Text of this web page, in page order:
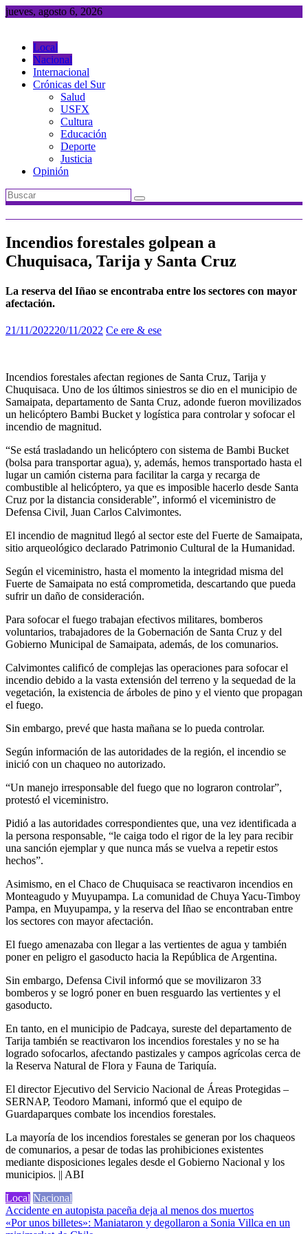
Saltar
jueves, agosto 6, 2026
Local
Nacional
Internacional
Crónicas del Sur
Salud
USFX
Cultura
Educación
Deporte
Justicia
Opinión
Incendios forestales golpean a
Chuquisaca, Tarija y Santa Cruz
La reserva del Iñao se encontraba entre los sectores con mayor
afectación.
21/11/202220/11/2022 Ce ere & ese
Incendios forestales afectan regiones de Santa Cruz, Tarija y
Chuquisaca. Uno de los últimos siniestros se dio en el municipio de
Samaipata, departamento de Santa Cruz, adonde fueron movilizados
un helicóptero Bambi Bucket y logística para controlar y sofocar el
incendio de magnitud.
“Se está trasladando un helicóptero con sistema de Bambi Bucket
(bolsa para transportar agua), y, además, hemos transportado hasta el
lugar un camión cisterna para facilitar la carga y recarga de
combustible al helicóptero, ya que es imposible hacerlo desde Santa
Cruz por la distancia considerable”, informó el viceministro de
Defensa Civil, Juan Carlos Calvimontes.
El incendio de magnitud llegó al sector este del Fuerte de Samaipata,
sitio arqueológico declarado Patrimonio Cultural de la Humanidad.
Según el viceministro, hasta el momento la integridad misma del
Fuerte de Samaipata no está comprometida, descartando que pueda
sufrir un daño de consideración.
Para sofocar el fuego trabajan efectivos militares, bomberos
voluntarios, trabajadores de la Gobernación de Santa Cruz y del
Gobierno Municipal de Samaipata, además, de los comunarios.
Calvimontes calificó de complejas las operaciones para sofocar el
incendio debido a la vasta extensión del terreno y la sequedad de la
vegetación, la existencia de árboles de pino y el viento que propagan
el fuego.
Sin embargo, prevé que hasta mañana se lo pueda controlar.
Según información de las autoridades de la región, el incendio se
inició con un chaqueo no autorizado.
“Un manejo irresponsable del fuego que no lograron controlar”,
protestó el viceministro.
Pidió a las autoridades correspondientes que, una vez identificada a
la persona responsable, “le caiga todo el rigor de la ley para recibir
una sanción ejemplar y que nunca más se vuelva a repetir estos
hechos”.
Asimismo, en el Chaco de Chuquisaca se reactivaron incendios en
Monteagudo y Muyupampa. La comunidad de Chuya Yacu-Timboy
Pampa, en Muyupampa, y la reserva del Iñao se encontraban entre
los sectores con mayor afectación.
El fuego amenazaba con llegar a las vertientes de agua y también
poner en peligro el gasoducto hacia la República de Argentina.
Sin embargo, Defensa Civil informó que se movilizaron 33
bomberos y se logró poner en buen resguardo las vertientes y el
gasoducto.
En tanto, en el municipio de Padcaya, sureste del departamento de
Tarija también se reactivaron los incendios forestales y no se ha
logrado sofocarlos, afectando pastizales y campos agrícolas cerca de
la Reserva Natural de Flora y Fauna de Tariquía.
El director Ejecutivo del Servicio Nacional de Áreas Protegidas –
SERNAP, Teodoro Mamani, informó que el equipo de
Guardaparques combate los incendios forestales.
La mayoría de los incendios forestales se generan por los chaqueos
de comunarios, a pesar de todas las prohibiciones existentes
mediante disposiciones legales desde el Gobierno Nacional y los
municipios. || ABI
Local Nacional
Navegación
Accidente en autopista paceña deja al menos dos muertos
«Por unos billetes»: Maniataron y degollaron a Sonia Villca en un